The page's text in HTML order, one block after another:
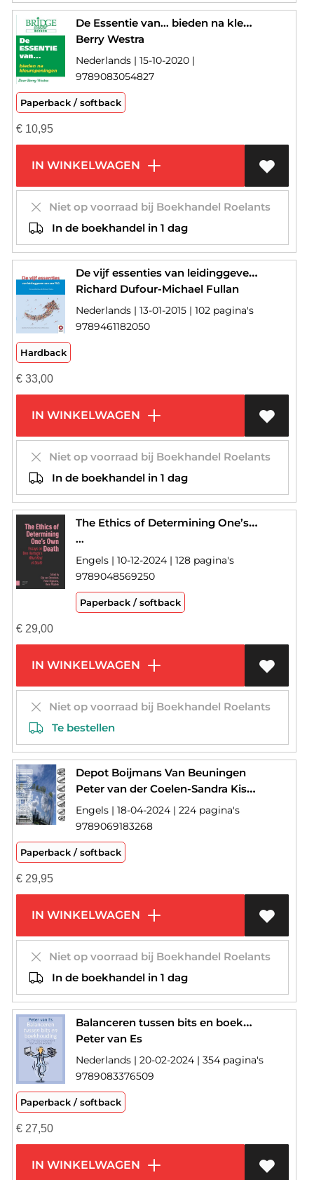
De Essentie van... bieden na kleuropeningen
Berry Westra
Nederlands | 15-10-2020 |
9789083054827
Paperback / softback
€10,95
IN WINKELWAGEN
Niet op voorraad bij Boekhandel Roelants
In de boekhandel in 1 dag
De vijf essenties van leidinggeven aan een PLG
Richard Dufour-Michael Fullan
Nederlands | 13-01-2015 | 102 pagina's
9789461182050
Hardback
€33,00
IN WINKELWAGEN
Niet op voorraad bij Boekhandel Roelants
In de boekhandel in 1 dag
The Ethics of Determining One’s Own Death
...
Engels | 10-12-2024 | 128 pagina's
9789048569250
Paperback / softback
€29,00
IN WINKELWAGEN
Niet op voorraad bij Boekhandel Roelants
Te bestellen
Depot Boijmans Van Beuningen
Peter van der Coelen-Sandra Kisters-Sjarel Ex
Engels | 18-04-2024 | 224 pagina's
9789069183268
Paperback / softback
€29,95
IN WINKELWAGEN
Niet op voorraad bij Boekhandel Roelants
In de boekhandel in 1 dag
Balanceren tussen bits en boekhouding
Peter van Es
Nederlands | 20-02-2024 | 354 pagina's
9789083376509
Paperback / softback
€27,50
IN WINKELWAGEN